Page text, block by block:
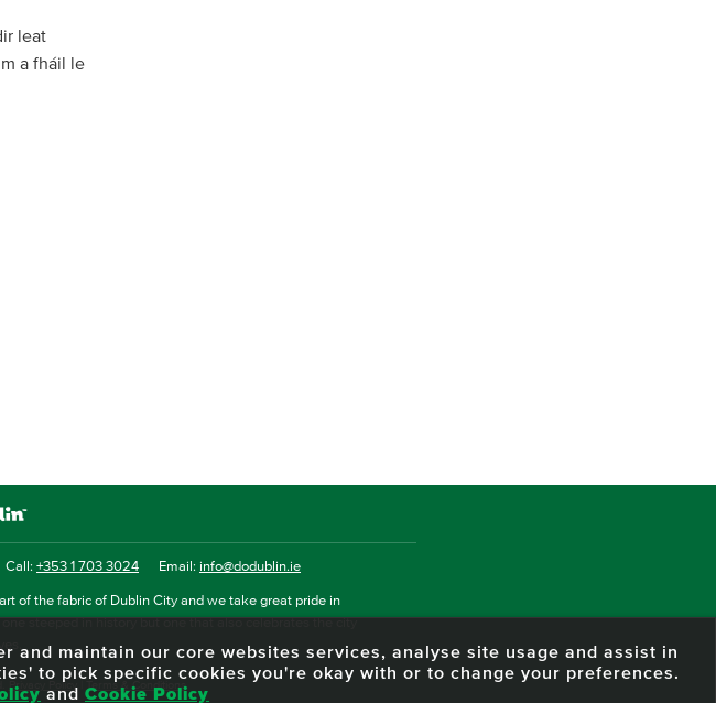
leat
a fháil le
Call: +353 1 703 3024 Email: info@dodublin.ie
of the fabric of Dublin City and we take great pride in
Privacy Policy Terms & Conditions
and maintain our core websites services, analyse site usage and assist in
to pick specific cookies you're okay with or to change your preferences.
and Cookie Policy